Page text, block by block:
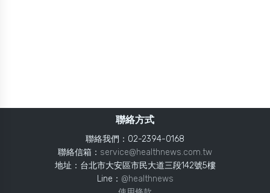
聯絡方式
聯絡我們：02-2394-0168
聯絡信箱： service@healthnews.com.tw
地址：台北市大安區市民大道三段142號5樓
Line： @healthnews